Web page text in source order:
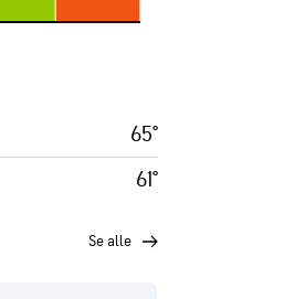
65°
61°
se alle